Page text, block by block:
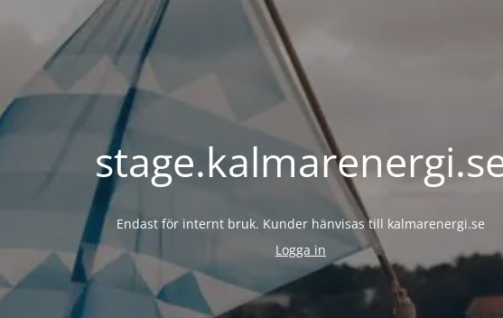
Endast för internt bruk. Kunder hänvisas till kalmarenergi.se
Logga in